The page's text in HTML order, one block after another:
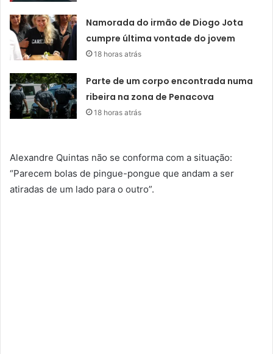
Namorada do irmão de Diogo Jota
cumpre última vontade do jovem
18 horas atrás
Parte de um corpo encontrada numa
ribeira na zona de Penacova
18 horas atrás
Alexandre Quintas não se conforma com a situação:
“Parecem bolas de pingue-pongue que andam a ser
atiradas de um lado para o outro”.